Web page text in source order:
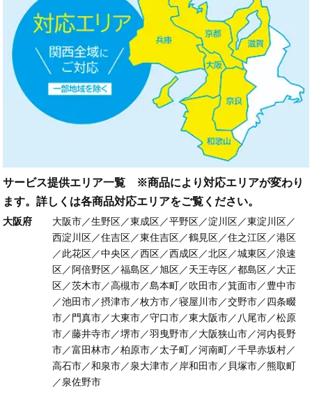
サービス提供エリア一覧 ※商品により対応エリアが変わり
ます。詳しくは各商品対応エリアをご覧ください。
大阪府
大阪市／生野区／東成区／平野区／淀川区／東淀川区／
西淀川区／住吉区／東住吉区／鶴見区／住之江区／港区
／此花区／中央区／西区／西成区／北区／城東区／浪速
区／阿倍野区／福島区／旭区／天王寺区／都島区／大正
区／茨木市／高槻市／島本町／吹田市／箕面市／豊中市
／池田市／摂津市／枚方市／寝屋川市／交野市／四条畷
市／門真市／大東市／守口市／東大阪市／八尾市／松原
市／藤井寺市／堺市／羽曳野市／大阪狭山市／河内長野
市／富田林市／柏原市／太子町／河南町／千早赤坂村／
高石市／和泉市／泉大津市／岸和田市／貝塚市／熊取町
／泉佐野市